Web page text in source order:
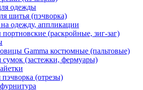
одежды
шитья (пэчворка)
одежду, аппликации
(раскройные, зиг-заг)
Gamma костюмные (пальтовые)
сумок (застежки, фермуары)
пэчворка (отрезы)